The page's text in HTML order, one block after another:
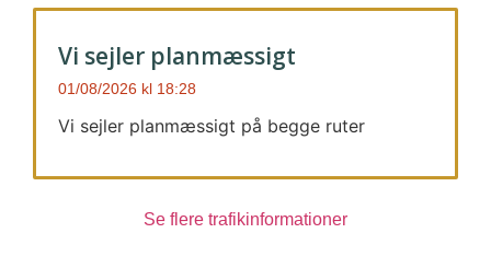
Vi sejler planmæssigt
01/08/2026 18:28
Vi sejler planmæssigt på begge ruter
Se flere trafikinformationer